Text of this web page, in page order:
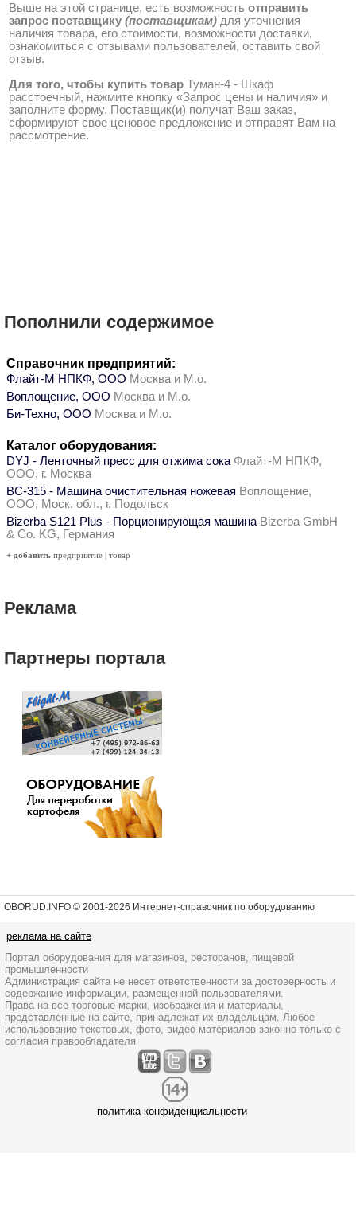
Выше на этой странице, есть возможность отправить
запрос поставщику (поставщикам) для уточнения
наличия товара, его стоимости, возможности доставки,
ознакомиться с отзывами пользователей, оставить свой
отзыв.
Для того, чтобы купить товар Туман-4 - Шкаф
расстоечный, нажмите кнопку «Запрос цены и наличия» и
заполните форму. Поставщик(и) получат Ваш заказ,
сформируют свое ценовое предложение и отправят Вам на
рассмотрение.
Пополнили содержимое
Справочник предприятий:
Флайт-М НПКФ, ООО Москва и М.о.
Воплощение, ООО Москва и М.о.
Би-Техно, ООО Москва и М.о.
Каталог оборудования:
DYJ - Ленточный пресс для отжима сока Флайт-М НПКФ,
ООО, г. Москва
ВС-315 - Машина очистительная ножевая Воплощение,
ООО, Моск. обл., г. Подольск
Bizerba S121 Plus - Порционирующая машина Bizerba GmbH
& Co. KG, Германия
+ добавить предприятие | товар
Реклама
Партнеры портала
OBORUD.INFO © 2001-2026 Интернет-справочник по оборудованию
реклама на сайте
Портал оборудования для магазинов, ресторанов, пищевой
промышленности
Администрация сайта не несет ответственности за достоверность и
содержание информации, размещенной пользователями.
Права на все торговые марки, изображения и материалы,
представленные на сайте, принадлежат их владельцам. Любое
использование текстовых, фото, видео материалов законно только с
согласия правообладателя
политика конфиденциальности